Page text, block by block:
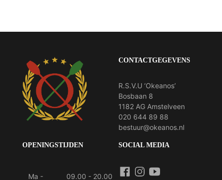
CONTACTGEGEVENS
R.S.V.U ‘Okeanos’
Bosbaan 8
1182 AG Amstelveen
020 644 89 88
bestuur@okeanos.nl
OPENINGSTIJDEN
Ma - 09.00 - 20.00
SOCIAL MEDIA